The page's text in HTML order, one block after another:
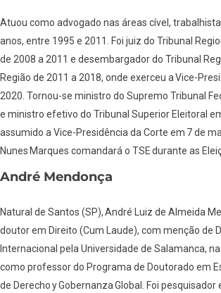
Atuou como advogado nas áreas cível,
anos, entre 1995 e 2011. Foi juiz do Tribunal
de 2008 a 2011 e desembargador do Tribunal
Região de 2011 a 2018, onde exerceu a Vice-
2020. Tornou-se ministro do Supremo Tribunal
e ministro efetivo do Tribunal Superior Eleitoral
assumido a Vice-Presidência da Corte em 7 de
Nunes Marques comandará o TSE durante as
André Mendonça
Natural de Santos (SP), André Luiz de Almeida
doutor em Direito (Cum Laude), com menção de
Internacional pela Universidade de Salamanca,
como professor do Programa de Doutorado em
de Derecho y Gobernanza Global. Foi